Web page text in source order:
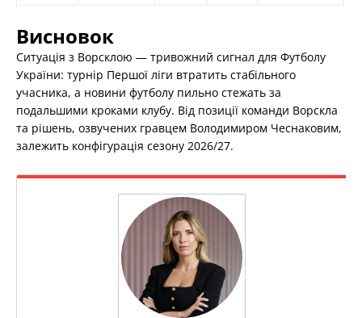
Висновок
Ситуація з Ворсклою — тривожний сигнал для Футболу
України: турнір Першої ліги втратить стабільного
учасника, а новини футболу пильно стежать за
подальшими кроками клубу. Від позиції команди Ворскла
та рішень, озвучених гравцем Володимиром Чеснаковим,
залежить конфігурація сезону 2026/27.